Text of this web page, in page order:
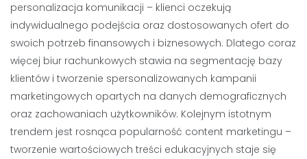
personalizacja komunikacji – klienci oczekują
indywidualnego podejścia oraz dostosowanych ofert do
swoich potrzeb finansowych i biznesowych. Dlatego coraz
więcej biur rachunkowych stawia na segmentację bazy
klientów i tworzenie spersonalizowanych kampanii
marketingowych opartych na danych demograficznych
oraz zachowaniach użytkowników. Kolejnym istotnym
trendem jest rosnąca popularność content marketingu –
tworzenie wartościowych treści edukacyjnych staje się